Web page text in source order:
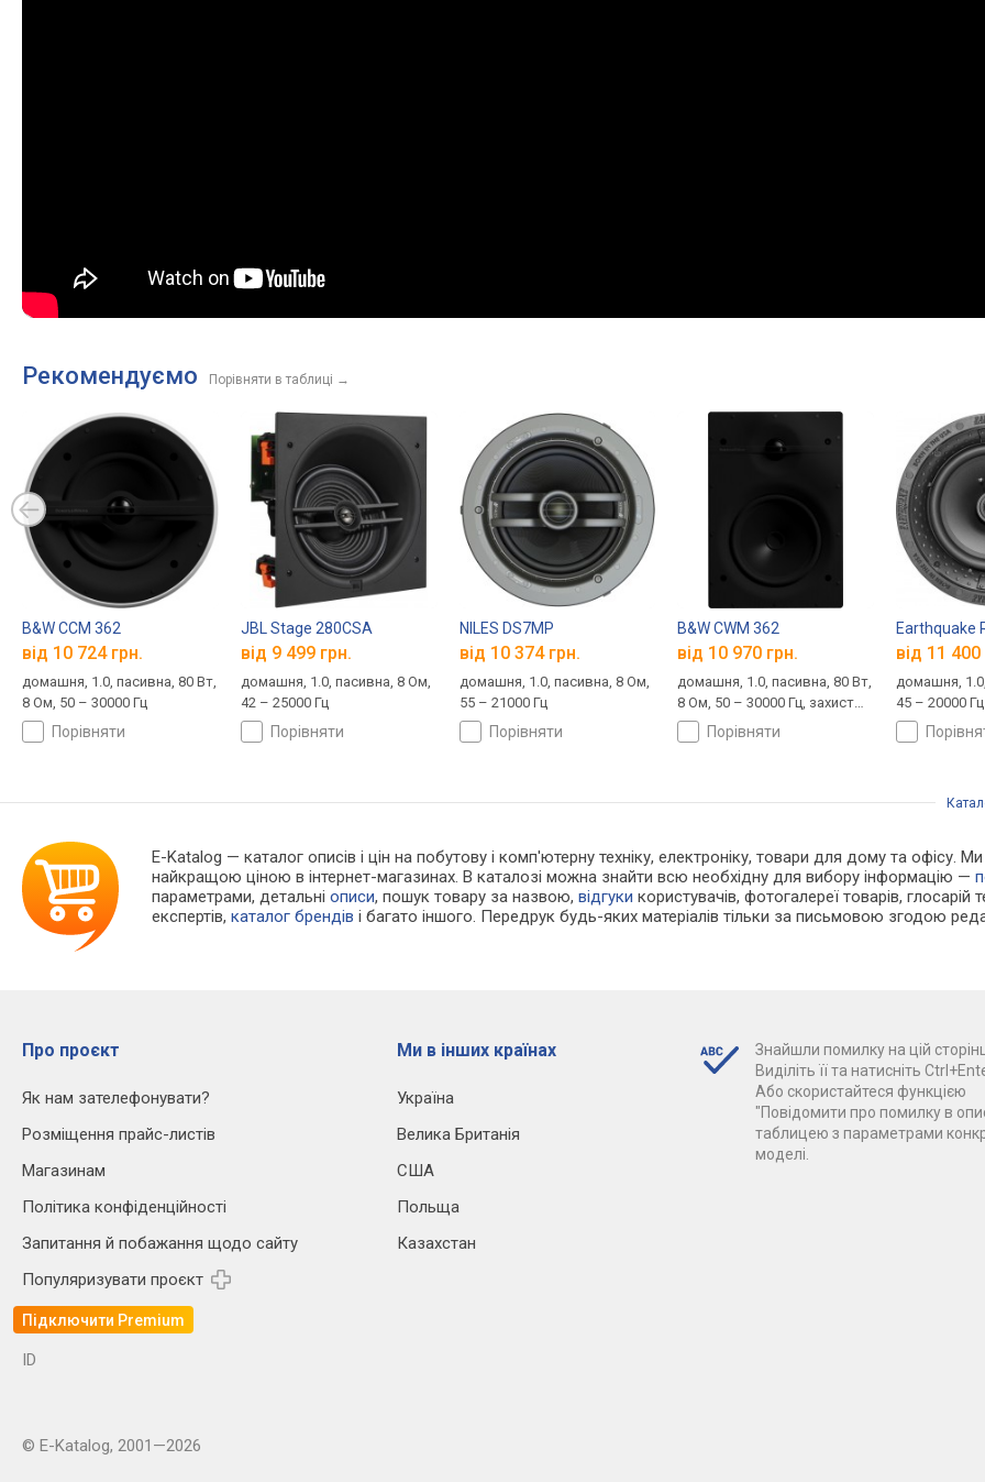
Рекомендуємо Порівняти в таблиці →
B&W CCM 362
від 10 724 грн.
домашня, 1.0, пасивна, 80 Вт,
8 Ом, 50 – 30000 Гц
порівняти
JBL Stage 280CSA
від 9 499 грн.
домашня, 1.0, пасивна, 8 Ом,
42 – 25000 Гц
порівняти
NILES DS7MP
від 10 374 грн.
домашня, 1.0, пасивна, 8 Ом,
55 – 21000 Гц
порівняти
B&W CWM 362
від 10 970 грн.
домашня, 1.0, пасивна, 80 Вт,
8 Ом, 50 – 30000 Гц, захист
від вологипорівняти
Earthquake
від 11 400
домашня,
45 – 20000 Гц
E-Katalog — каталог описів і цін на побутову і комп'ютерну техніку, електроніку, товари для дому та офісу.
найкращою ціною в інтернет-магазинах. В каталозі можна знайти всю необхідну для вибору інформацію —
параметрами, детальніописи, пошук товару за назвою,відгуки користувачів, фотогалереї товарів, глосарій
експертів,каталог брендів і багато іншого. Передрук будь-яких матеріалів тільки за письмовою згодою
Про проєкт
Як нам зателефонувати?
Розміщення прайс-листів
Магазинам
Політика конфіденційності
Запитання й побажання щодо сайту
Популяризувати проєкт
Підключити Premium
Ми в інших країнах
Україна
Велика Британія
США
Польща
Казахстан
Знайшли помилку на цій
Виділіть її та натисніть
Або скористайтеся функцією
"Повідомити про помилку в
таблицею з параметрами
моделі.
ID
© E-Katalog, 2001—2026